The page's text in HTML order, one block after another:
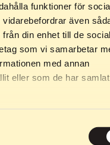
funktioner för
även
din enhet till de
som vi samarbetar
med annan
eller som de har
eliteutøvere og
med gummiens
for deg som krever
Med våre premiumhjul
over tid. Disse